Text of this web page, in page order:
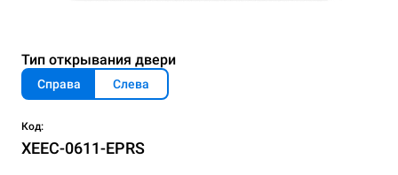
Тип открывания двери
Справа Слева
Код:
XEEC-0611-EPRS